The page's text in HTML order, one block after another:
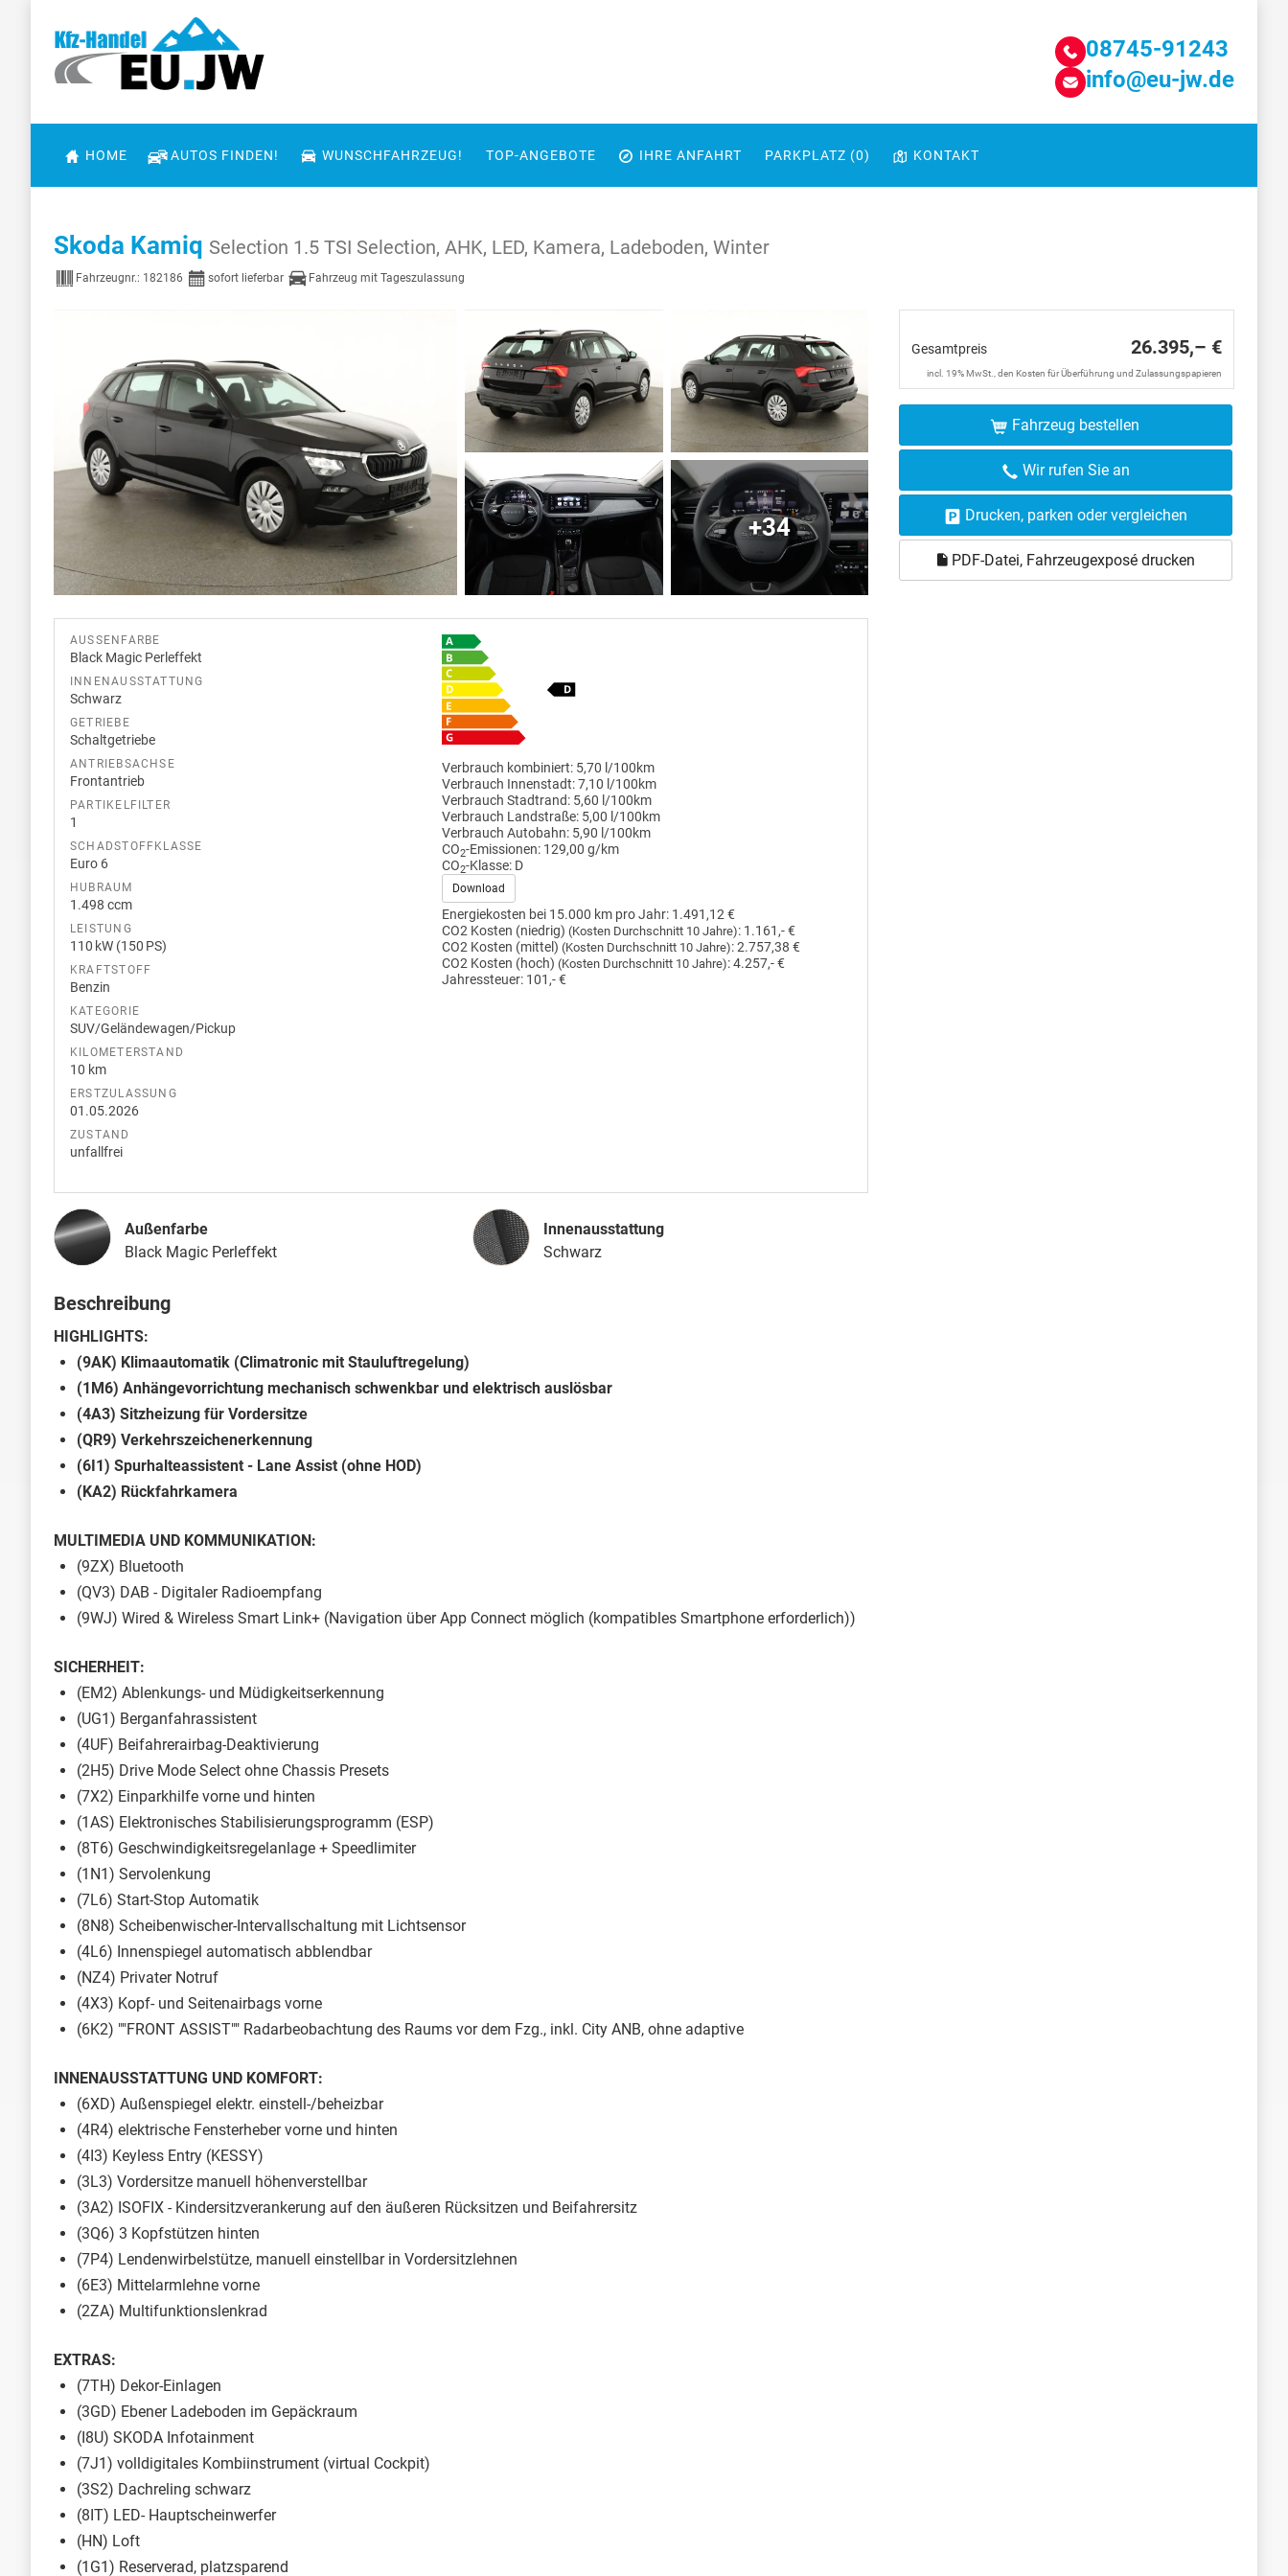
08745-91243
info@eu-jw.de
HOME AUTOS FINDEN! WUNSCHFAHRZEUG! TOP-ANGEBOTE IHRE ANFAHRT PARKPLATZ (0) KONTAKT
Skoda Kamiq Selection 1.5 TSI Selection, AHK, LED, Kamera, Ladeboden, Winter
Fahrzeugnr.: 182186 sofort lieferbar Fahrzeug mit Tageszulassung
Gesamtpreis 26.395,– €
incl. 19% MwSt., den Kosten für Überführung und Zulassungspapieren
Fahrzeug bestellen
Wir rufen Sie an
Drucken, parken oder vergleichen
PDF-Datei, Fahrzeugexposé drucken
+34
AUSSENFARBE
Black Magic Perleffekt
INNENAUSSTATTUNG
Schwarz
GETRIEBE
Schaltgetriebe
ANTRIEBSACHSE
Frontantrieb
PARTIKELFILTER
1
SCHADSTOFFKLASSE
Euro 6
HUBRAUM
1.498 ccm
LEISTUNG
110 kW (150 PS)
KRAFTSTOFF
Benzin
KATEGORIE
SUV/Geländewagen/Pickup
KILOMETERSTAND
10 km
ERSTZULASSUNG
01.05.2026
ZUSTAND
unfallfrei
Verbrauch kombiniert: 5,70 l/100km
Verbrauch Innenstadt:7,10 l/100km
Verbrauch Stadtrand: 5,60 l/100km
Verbrauch Landstraße: 5,00 l/100km
Verbrauch Autobahn: 5,90 l/100km
CO2-Emissionen: 129,00 g/km
CO2-Klasse: D
Download
Energiekosten bei 15.000 km pro Jahr: 1.491,12 €
CO2 Kosten (niedrig) (Kosten Durchschnitt 10 Jahre): 1.161,- €
CO2 Kosten (mittel) (Kosten Durchschnitt 10 Jahre):2.757,38 €
CO2 Kosten (hoch) (Kosten Durchschnitt 10 Jahre):4.257,- €
Jahressteuer: 101,- €
Außenfarbe
Black Magic Perleffekt
Innenausstattung
Innenausstattung
Schwarz
Beschreibung
HIGHLIGHTS:
(9AK) Klimaautomatik (Climatronic mit Stauluftregelung)
(1M6) Anhängevorrichtung mechanisch schwenkbar und elektrisch auslösbar
(4A3) Sitzheizung für Vordersitze
(QR9) Verkehrszeichenerkennung
(6I1) Spurhalteassistent - Lane Assist (ohne HOD)
(KA2) Rückfahrkamera
MULTIMEDIA UND KOMMUNIKATION:
(9ZX) Bluetooth
(QV3) DAB - Digitaler Radioempfang
(9WJ) Wired & Wireless Smart Link+ (Navigation über App Connect möglich (kompatibles Smartphone erforderlich))
SICHERHEIT:
(EM2) Ablenkungs- und Müdigkeitserkennung
(UG1) Berganfahrassistent
(4UF) Beifahrerairbag-Deaktivierung
(2H5) Drive Mode Select ohne Chassis Presets
(7X2) Einparkhilfe vorne und hinten
(1AS) Elektronisches Stabilisierungsprogramm (ESP)
(8T6) Geschwindigkeitsregelanlage + Speedlimiter
(1N1) Servolenkung
(7L6) Start-Stop Automatik
(8N8) Scheibenwischer-Intervallschaltung mit Lichtsensor
(4L6) Innenspiegel automatisch abblendbar
(NZ4) Privater Notruf
(4X3) Kopf- und Seitenairbags vorne
(6K2) ""FRONT ASSIST"" Radarbeobachtung des Raums vor dem Fzg., inkl. City ANB, ohne adaptive
INNENAUSSTATTUNG UND KOMFORT:
(6XD) Außenspiegel elektr. einstell-/beheizbar
(4R4) elektrische Fensterheber vorne und hinten
(4I3) Keyless Entry (KESSY)
(3L3) Vordersitze manuell höhenverstellbar
(3A2) ISOFIX - Kindersitzverankerung auf den äußeren Rücksitzen und Beifahrersitz
(3Q6) 3 Kopfstützen hinten
(7P4) Lendenwirbelstütze, manuell einstellbar in Vordersitzlehnen
(6E3) Mittelarmlehne vorne
(2ZA) Multifunktionslenkrad
EXTRAS:
(7TH) Dekor-Einlagen
(3GD) Ebener Ladeboden im Gepäckraum
(I8U) SKODA Infotainment
(7J1) volldigitales Kombiinstrument (virtual Cockpit)
(3S2) Dachreling schwarz
(8IT) LED- Hauptscheinwerfer
(HN) Loft
(1G1) Reserverad, platzsparend